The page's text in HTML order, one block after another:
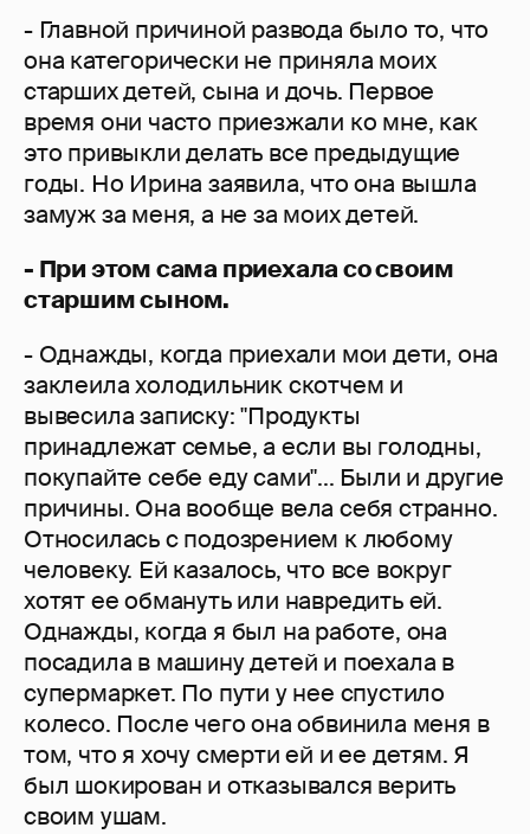
- Главной причиной развода было то, что
она категорически не приняла моих
старших детей, сына и дочь. Первое
время они часто приезжали ко мне, как
это привыкли делать все предыдущие
годы. Но Ирина заявила, что она вышла
замуж за меня, а не за моих детей.
- При этом сама приехала со своим
старшим сыном.
- Однажды, когда приехали мои дети, она
заклеила холодильник скотчем и
вывесила записку: "Продукты
принадлежат семье, а если вы голодны,
покупайте себе еду сами"... Были и другие
причины. Она вообще вела себя странно.
Относилась с подозрением к любому
человеку. Ей казалось, что все вокруг
хотят ее обмануть или навредить ей.
Однажды, когда я был на работе, она
посадила в машину детей и поехала в
супермаркет. По пути у нее спустило
колесо. После чего она обвинила меня в
том, что я хочу смерти ей и ее детям. Я
был шокирован и отказывался верить
своим ушам.